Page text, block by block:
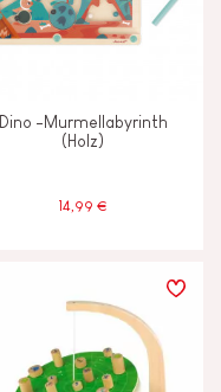
Dino -Murmellabyrinth
(Holz)
14,99 €